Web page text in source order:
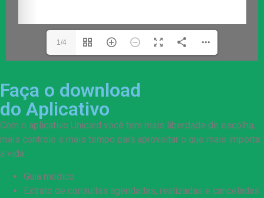
1/4
Faça o download
do Aplicativo
Com o aplicativo Unicard você tem mais liberdade de escolha,
mais controle e mais tempo para aproveitar o que mais importa:
a vida.
Guia médico
Extrato de consultas agendadas, realizadas e canceladas